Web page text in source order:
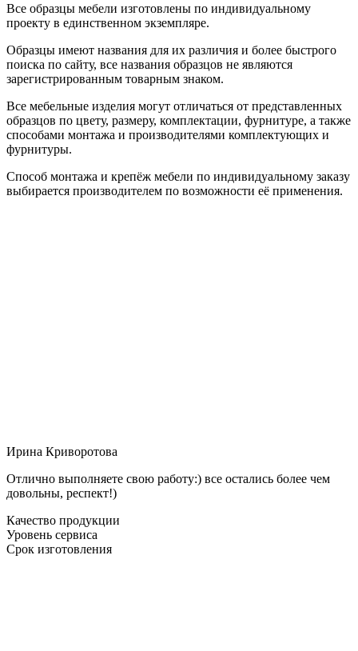
Все образцы мебели изготовлены по индивидуальному
проекту в единственном экземпляре.
Образцы имеют названия для их различия и более быстрого
поиска по сайту, все названия образцов не являются
зарегистрированным товарным знаком.
Все мебельные изделия могут отличаться от представленных
образцов по цвету, размеру, комплектации, фурнитуре, а также
способами монтажа и производителями комплектующих и
фурнитуры.
Способ монтажа и крепёж мебели по индивидуальному заказу
выбирается производителем по возможности её применения.
Ирина Криворотова
Отлично выполняете свою работу:) все остались более чем
довольны, респект!)
Качество продукции
Уровень сервиса
Срок изготовления